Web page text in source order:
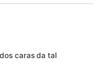
caras da tal